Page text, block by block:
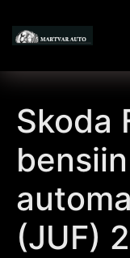
Skoda
(JUF)